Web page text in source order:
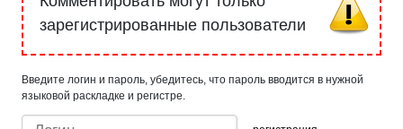
зарегистрированные пользователи
Введите логин и пароль, убедитесь, что пароль вводится в нужной
языковой раскладке и регистре.